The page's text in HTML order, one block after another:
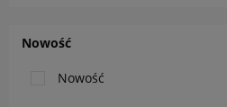
Nowość
Nowość